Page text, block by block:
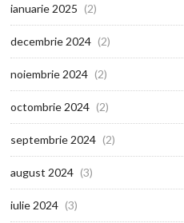
ianuarie 2025 (2)
decembrie 2024 (2)
noiembrie 2024 (2)
octombrie 2024 (2)
septembrie 2024 (2)
august 2024 (3)
iulie 2024 (3)